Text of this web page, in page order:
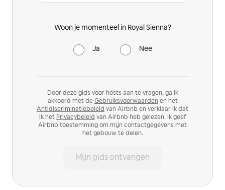
Woon je momenteel in Royal Sienna?
Ja Nee
Door deze gids voor hosts aan te vragen, ga ik
akkoord met deGebruiksvoorwaarden en het
Antidiscriminatiebeleid van Airbnb en verklaar ik dat
ik het Privacybeleid van Airbnb heb gelezen. Ik geef
Airbnb toestemming om mijn contactgegevens met
het gebouw te delen.
Mijn gids ontvangen